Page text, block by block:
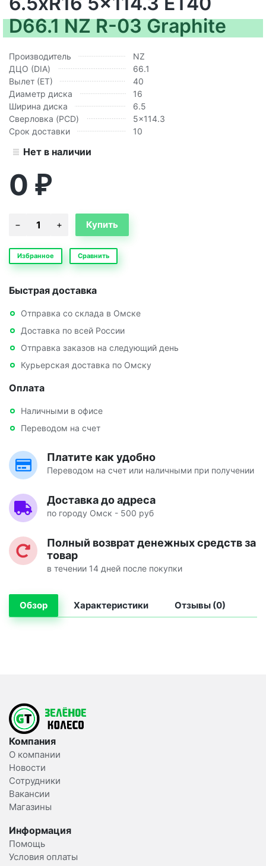
D66.1 NZ R-03 Graphite
Производитель
NZ
ДЦО (DIA)
66.1
Вылет (ЕТ)
40
Диаметр диска
16
Ширина диска
6.5
Сверловка (PCD)
5x114.3
Срок доставки
10
Нет в наличии
0 ₽
Избранное Сравнить
Быстрая доставка
Отправка со склада в Омске
Доставка по всей России
Отправка заказов на следующий день
Курьерская доставка по Омску
Оплата
Наличными в офисе
Переводом на счет
Платите как удобно
Переводом на счет или наличными при получении
Доставка до адреса
по городу Омск - 500 руб
Полный возврат денежных средств за
товар
в течении 14 дней после покупки
Обзор Характеристики Отзывы (0)
Компания
О компании
Новости
Сотрудники
Вакансии
Магазины
Информация
Помощь
Условия оплаты